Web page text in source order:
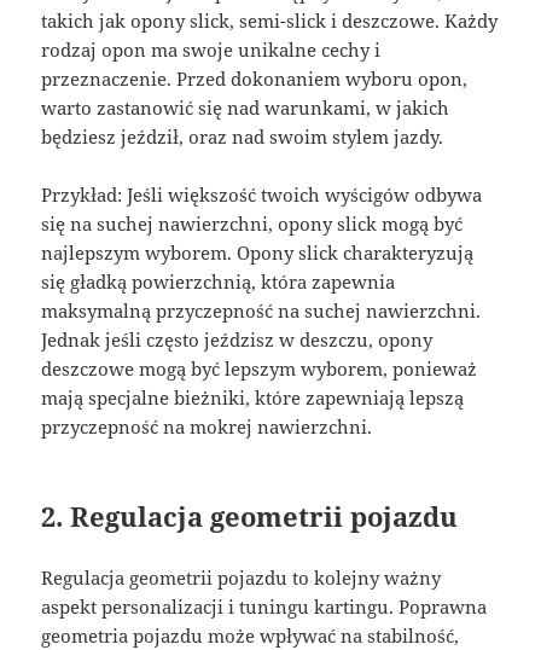
takich jak opony slick, semi-slick i deszczowe. Każdy
rodzaj opon ma swoje unikalne cechy i
przeznaczenie. Przed dokonaniem wyboru opon,
warto zastanowić się nad warunkami, w jakich
będziesz jeździł, oraz nad swoim stylem jazdy.
Przykład: Jeśli większość twoich wyścigów odbywa
się na suchej nawierzchni, opony slick mogą być
najlepszym wyborem. Opony slick charakteryzują
się gładką powierzchnią, która zapewnia
maksymalną przyczepność na suchej nawierzchni.
Jednak jeśli często jeździsz w deszczu, opony
deszczowe mogą być lepszym wyborem, ponieważ
mają specjalne bieżniki, które zapewniają lepszą
przyczepność na mokrej nawierzchni.
2. Regulacja geometrii pojazdu
Regulacja geometrii pojazdu to kolejny ważny
aspekt personalizacji i tuningu kartingu. Poprawna
geometria pojazdu może wpływać na stabilność,